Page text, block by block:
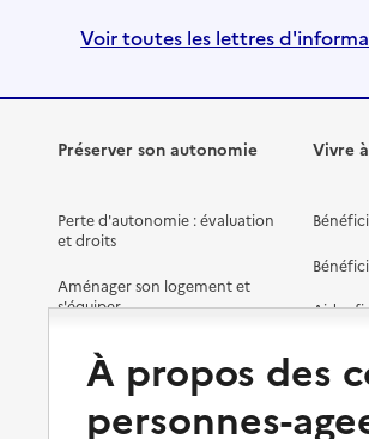
Voir toutes les lettres
Préserver son autonomie
Perte d'autonomie : évaluation
et droits
Aménager son logement et
s'équiper
Préserver son autonomie et sa
santé
Organiser à l'avance sa propre
Vivre
Aides
À propos des
personnes-